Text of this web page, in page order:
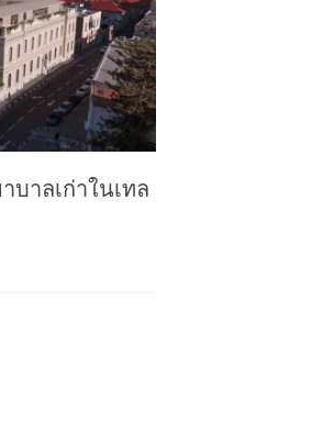
บาลเก่าในเทล